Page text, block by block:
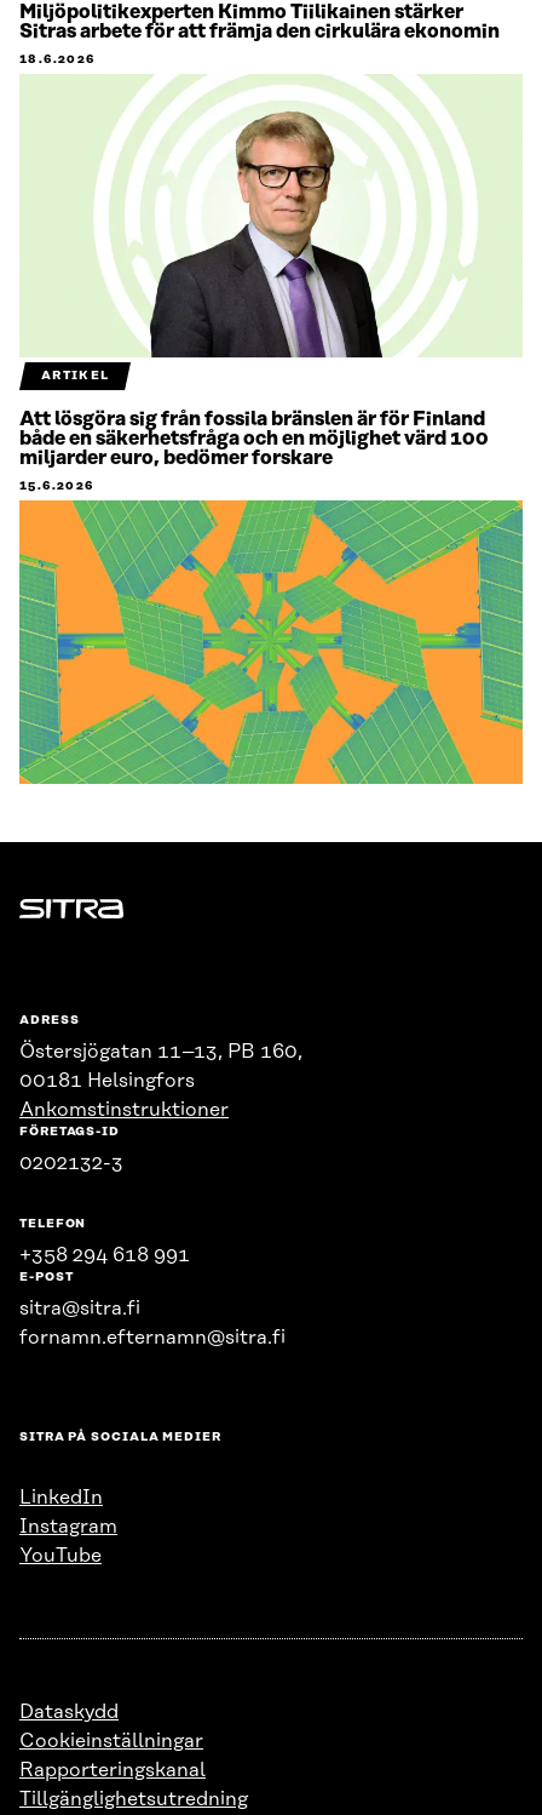
Miljöpolitikexperten Kimmo Tiilikainen stärker
Sitras arbete för att främja den cirkulära ekonomin
18.6.2026
ARTIKEL
Att lösgöra sig från fossila bränslen är för Finland
både en säkerhetsfråga och en möjlighet värd 100
miljarder euro, bedömer forskare
15.6.2026
Sitra
ADRESS
Östersjögatan 11–13, PB 160,
00181 Helsingfors
Ankomstinstruktioner
FÖRETAGS-ID
0202132-3
TELEFON
+358 294 618 991
E-POST
sitra@sitra.fi
fornamn.efternamn@sitra.fi
SITRA PÅ SOCIALA MEDIER
LinkedIn
Instagram
YouTube
Dataskydd
Cookieinställningar
Rapporteringskanal
Tillgänglighetsutredning